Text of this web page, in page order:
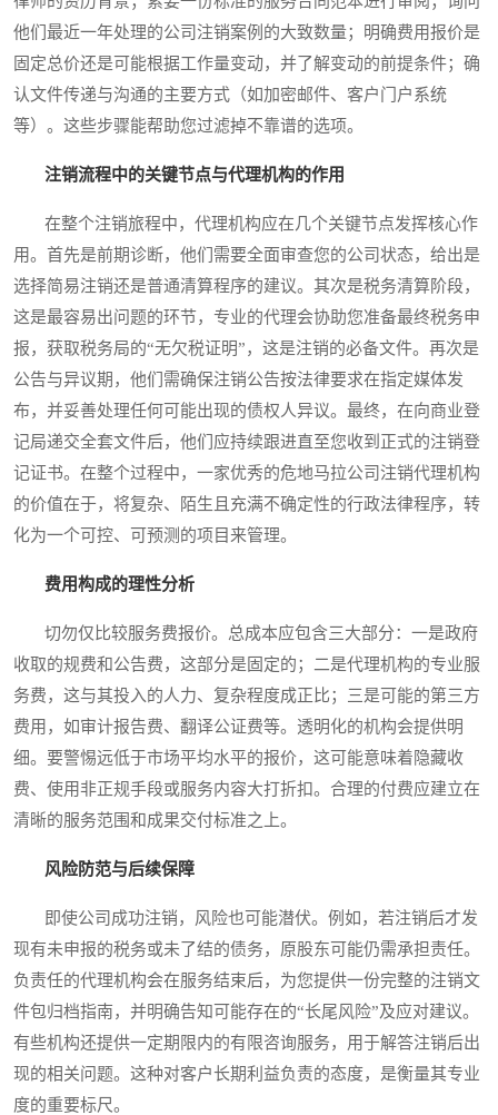
他们最近一年处理的公司注销案例的大致数量；明确费用报价是
固定总价还是可能根据工作量变动，并了解变动的前提条件；确
认文件传递与沟通的主要方式（如加密邮件、客户门户系统
等）。这些步骤能帮助您过滤掉不靠谱的选项。
注销流程中的关键节点与代理机构的作用
在整个注销旅程中，代理机构应在几个关键节点发挥核心作
用。首先是前期诊断，他们需要全面审查您的公司状态，给出是
选择简易注销还是普通清算程序的建议。其次是税务清算阶段，
这是最容易出问题的环节，专业的代理会协助您准备最终税务申
报，获取税务局的“无欠税证明”，这是注销的必备文件。再次是
公告与异议期，他们需确保注销公告按法律要求在指定媒体发
布，并妥善处理任何可能出现的债权人异议。最终，在向商业登
记局递交全套文件后，他们应持续跟进直至您收到正式的注销登
记证书。在整个过程中，一家优秀的危地马拉公司注销代理机构
的价值在于，将复杂、陌生且充满不确定性的行政法律程序，转
化为一个可控、可预测的项目来管理。
费用构成的理性分析
切勿仅比较服务费报价。总成本应包含三大部分：一是政府
收取的规费和公告费，这部分是固定的；二是代理机构的专业服
务费，这与其投入的人力、复杂程度成正比；三是可能的第三方
费用，如审计报告费、翻译公证费等。透明化的机构会提供明
细。要警惕远低于市场平均水平的报价，这可能意味着隐藏收
费、使用非正规手段或服务内容大打折扣。合理的付费应建立在
清晰的服务范围和成果交付标准之上。
风险防范与后续保障
即使公司成功注销，风险也可能潜伏。例如，若注销后才发
现有未申报的税务或未了结的债务，原股东可能仍需承担责任。
负责任的代理机构会在服务结束后，为您提供一份完整的注销文
件包归档指南，并明确告知可能存在的“长尾风险”及应对建议。
有些机构还提供一定期限内的有限咨询服务，用于解答注销后出
现的相关问题。这种对客户长期利益负责的态度，是衡量其专业
度的重要标尺。